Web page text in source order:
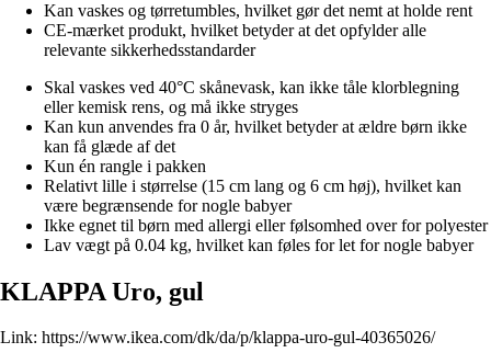
Kan vaskes og tørretumbles, hvilket gør det nemt at holde rent
CE-mærket produkt, hvilket betyder at det opfylder alle
relevante sikkerhedsstandarder
Skal vaskes ved 40°C skånevask, kan ikke tåle klorblegning
eller kemisk rens, og må ikke stryges
Kan kun anvendes fra 0 år, hvilket betyder at ældre børn ikke
kan få glæde af det
Kun én rangle i pakken
Relativt lille i størrelse (15 cm lang og 6 cm høj), hvilket kan
være begrænsende for nogle babyer
Ikke egnet til børn med allergi eller følsomhed over for polyester
Lav vægt på 0.04 kg, hvilket kan føles for let for nogle babyer
KLAPPA Uro, gul
Link: https://www.ikea.com/dk/da/p/klappa-uro-gul-40365026/